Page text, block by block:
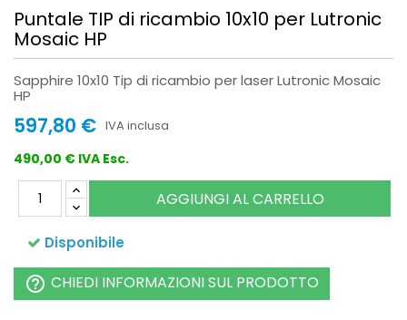
Puntale TIP di ricambio 10x10 per Lutronic
Mosaic HP
Sapphire 10x10 Tip di ricambio per laser Lutronic Mosaic
HP
597,80 € IVA inclusa
490,00 € IVA Esc.
AGGIUNGI AL CARRELLO
Disponibile
help_outline CHIEDI INFORMAZIONI SUL PRODOTTO